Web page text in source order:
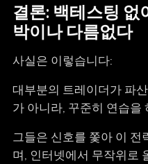
결론: 백테스팅 없
박이나 다름없다
사실은 이렇습니다:
대부분의 트레이더가 파
가 아니라, 꾸준히 연습을
그들은 신호를 쫓아 이 전
며, 인터넷에서 무작위로